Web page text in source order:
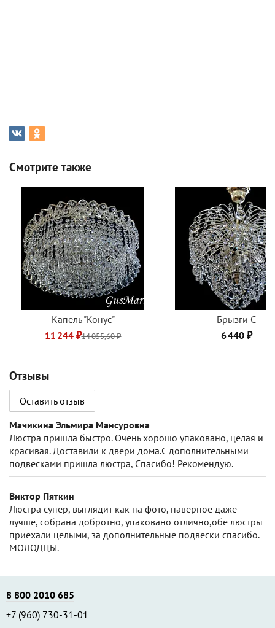
Смотрите также
Капель "Конус"
11 244 ₽14 055,60 ₽
Брызги C
6 440 ₽
Отзывы
Оставить отзыв
Мачикина Эльмира Мансуровна
Люстра пришла быстро. Очень хорошо упаковано, целая и
красивая. Доставили к двери дома.С дополнительными
подвесками пришла люстра, Спасибо! Рекомендую.
Виктор Пяткин
Люстра супер, выглядит как на фото, наверное даже
лучше, собрана добротно, упаковано отлично,обе люстры
приехали целыми, за дополнительные подвески спасибо.
МОЛОДЦЫ.
8 800 2010 685
+7 (960) 730-31-01